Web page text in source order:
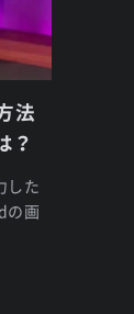
法
？
した
の画